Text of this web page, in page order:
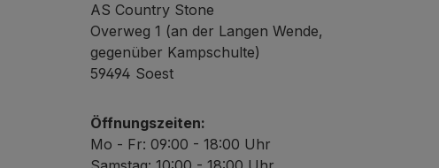
AS Country Stone
Overweg 1 (an der Langen Wende,
gegenüber Kampschulte)
59494 Soest
Öffnungszeiten:
Mo - Fr: 09:00 - 18:00 Uhr